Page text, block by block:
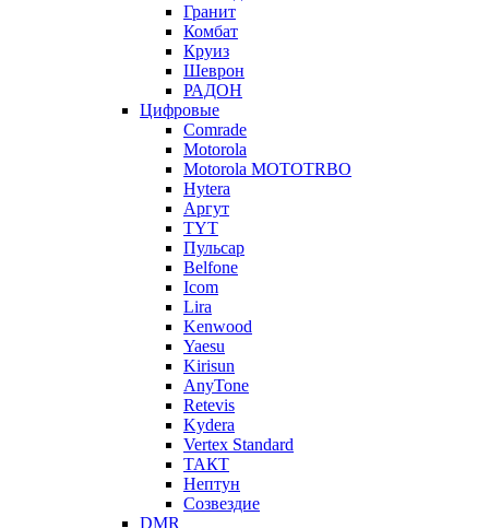
Гранит
Комбат
Круиз
Шеврон
РАДОН
Цифровые
Comrade
Motorola
Motorola MOTOTRBO
Hytera
Аргут
TYT
Пульсар
Belfone
Icom
Lira
Kenwood
Yaesu
Kirisun
AnyTone
Retevis
Kydera
Vertex Standard
ТАКТ
Нептун
Созвездие
DMR